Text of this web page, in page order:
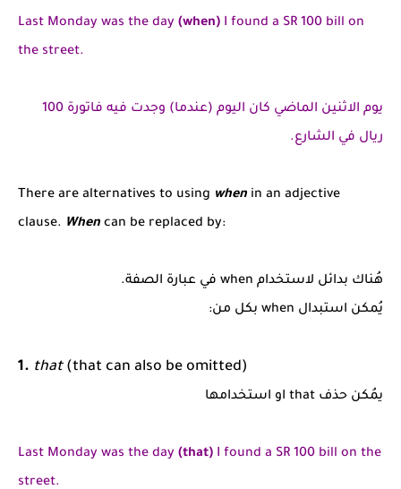
Last Monday was the day (when) I found a SR 100 bill on
the street.
يوم الاثنين الماضي كان اليوم (عندما) وجدت فيه
فاتورة 100
ريال في الشارع.
There are alternatives to using when in an adjective
clause. When can be replaced by:
هُناك بدائل لاستخدام when في عبارة الصفة.
يُمكن استبدال when بكل من:
1. that (that can also be omitted)
يمُكن حذف that او استخدامها
Last Monday was the day (that) I found a SR 100 bill on the
street.